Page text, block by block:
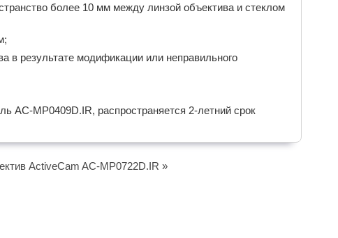
более 10 мм между линзой объектива и стеклом
в результате модификации или неправильного
AC-MP0409D.IR, распространяется 2-летний срок
ActiveCam AC-MP0722D.IR »